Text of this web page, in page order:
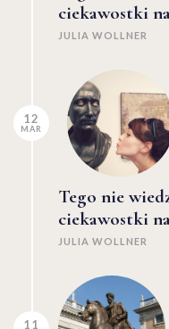
ciekawostki
JULIA WOLLNER
12
MAR
Tego nie
ciekawostki
JULIA WOLLNER
11